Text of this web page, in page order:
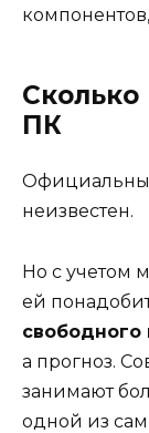
Сколько
ПК
неизвестен.
Но с учетом
ей
свободного
а прогноз.
занимают
одной из